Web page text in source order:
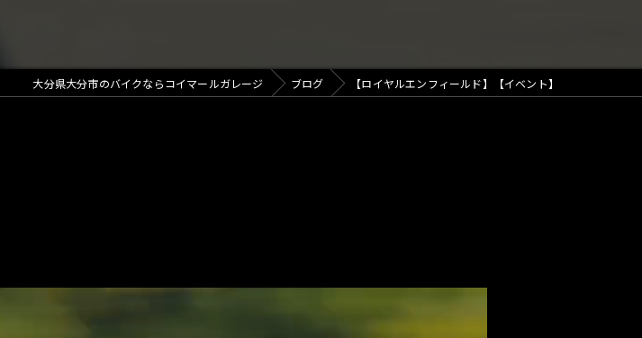
カフェ
大分県大分市のバイクならコイマールガレージ ブログ 【ロイヤルエンフィールド】【イベント】